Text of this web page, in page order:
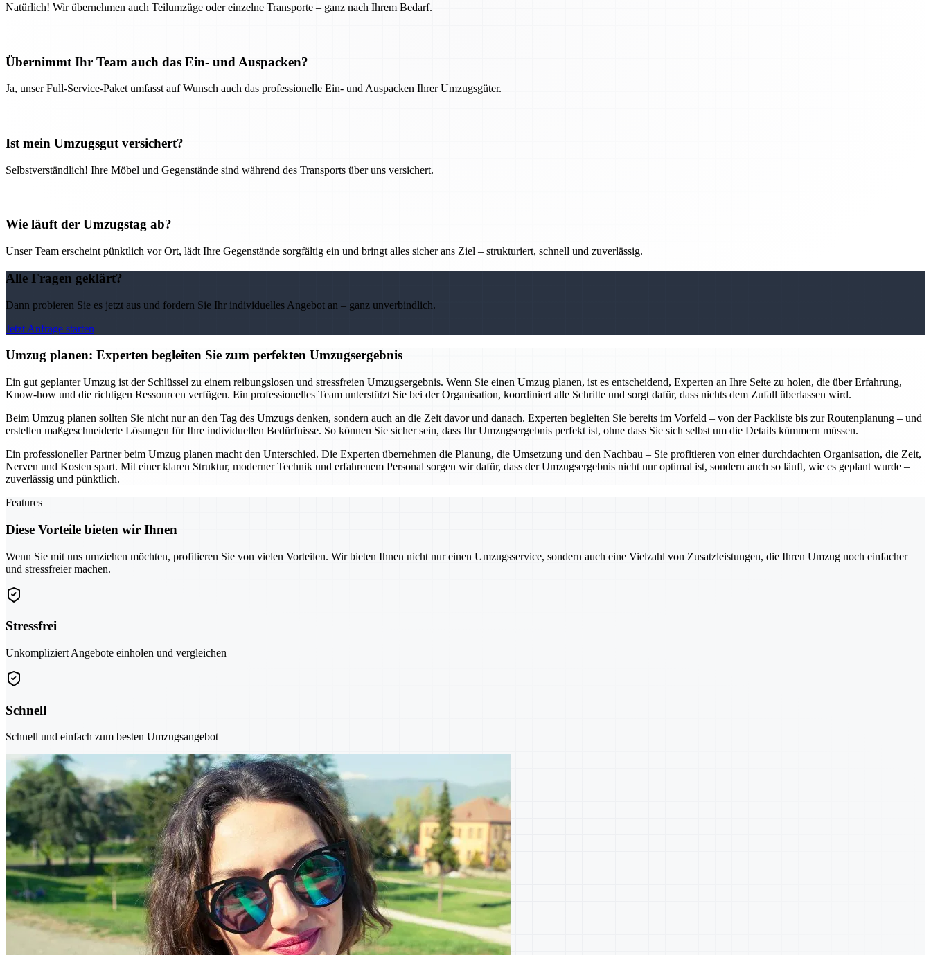
Natürlich! Wir übernehmen auch Teilumzüge oder einzelne Transporte – ganz nach Ihrem Bedarf.
Übernimmt Ihr Team auch das Ein- und Auspacken?
Ja, unser Full-Service-Paket umfasst auf Wunsch auch das professionelle Ein- und Auspacken Ihrer Umzugsgüter.
Ist mein Umzugsgut versichert?
Selbstverständlich! Ihre Möbel und Gegenstände sind während des Transports über uns versichert.
Wie läuft der Umzugstag ab?
Unser Team erscheint pünktlich vor Ort, lädt Ihre Gegenstände sorgfältig ein und bringt alles sicher ans Ziel – strukturiert, schnell und zuverlässig.
Alle Fragen geklärt?
Dann probieren Sie es jetzt aus und fordern Sie Ihr individuelles Angebot an – ganz unverbindlich.
Jetzt Anfrage starten
Umzug planen: Experten begleiten Sie zum perfekten Umzugsergebnis
Ein gut geplanter Umzug ist der Schlüssel zu einem reibungslosen und stressfreien Umzugsergebnis. Wenn Sie einen Umzug planen, ist es entscheidend, Experten an Ihre Seite zu holen, die über Erfahrung,
Know-how und die richtigen Ressourcen verfügen. Ein professionelles Team unterstützt Sie bei der Organisation, koordiniert alle Schritte und sorgt dafür, dass nichts dem Zufall überlassen wird.
Beim Umzug planen sollten Sie nicht nur an den Tag des Umzugs denken, sondern auch an die Zeit davor und danach. Experten begleiten Sie bereits im Vorfeld – von der Packliste bis zur Routenplanung – und
erstellen maßgeschneiderte Lösungen für Ihre individuellen Bedürfnisse. So können Sie sicher sein, dass Ihr Umzugsergebnis perfekt ist, ohne dass Sie sich selbst um die Details kümmern müssen.
Ein professioneller Partner beim Umzug planen macht den Unterschied. Die Experten übernehmen die Planung, die Umsetzung und den Nachbau – Sie profitieren von einer durchdachten Organisation, die Zeit,
Nerven und Kosten spart. Mit einer klaren Struktur, moderner Technik und erfahrenem Personal sorgen wir dafür, dass der Umzugsergebnis nicht nur optimal ist, sondern auch so läuft, wie es geplant wurde –
zuverlässig und pünktlich.
Features
Diese Vorteile bieten wir Ihnen
Wenn Sie mit uns umziehen möchten, profitieren Sie von vielen Vorteilen. Wir bieten Ihnen nicht nur einen Umzugsservice, sondern auch eine Vielzahl von Zusatzleistungen, die Ihren Umzug noch einfacher
und stressfreier machen.
Stressfrei
Unkompliziert Angebote einholen und vergleichen
Schnell
Schnell und einfach zum besten Umzugsangebot